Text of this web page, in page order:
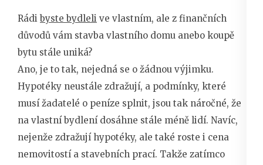
Rádi byste bydleli ve vlastním, ale z finančních
důvodů vám stavba vlastního domu anebo koupě
bytu stále uniká?
Ano, je to tak, nejedná se o žádnou výjimku.
Hypotéky neustále zdražují, a podmínky, které
musí žadatelé o peníze splnit, jsou tak náročné, že
na vlastní bydlení dosáhne stále méně lidí. Navíc,
nejenže zdražují hypotéky, ale také roste i cena
nemovitostí a stavebních prací. Takže zatímco